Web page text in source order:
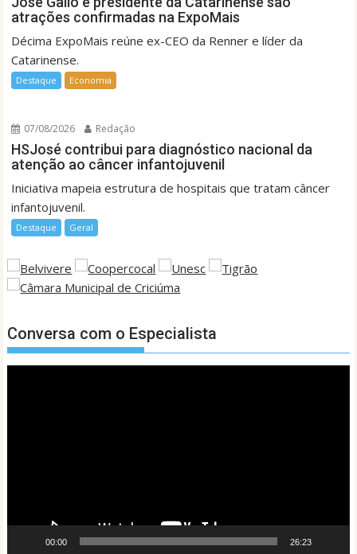
atrações confirmadas na ExpoMais
Décima ExpoMais reúne ex-CEO da Renner e líder da
Catarinense.
Destaque Economia
07/08/2026 Redação
HSJosé contribui para diagnóstico nacional da
atenção ao câncer infantojuvenil
Iniciativa mapeia estrutura de hospitais que tratam câncer
infantojuvenil.
Destaque Geral
Conversa com o Especialista
00:00 26:23